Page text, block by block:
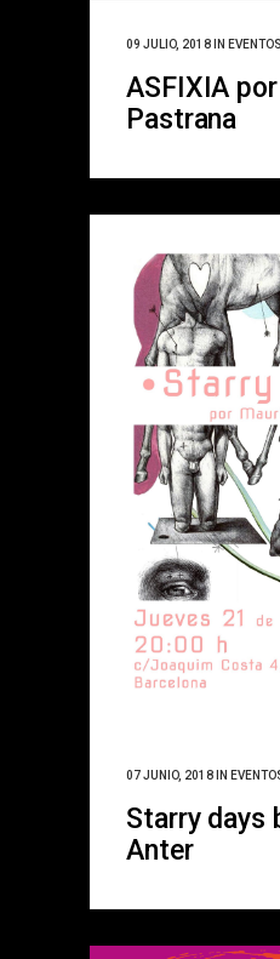
09 JULIO, 2018 IN EVENTOS
ASFIXIA
Pastrana
07 JUNIO, 2018 IN
Starry days
Anter